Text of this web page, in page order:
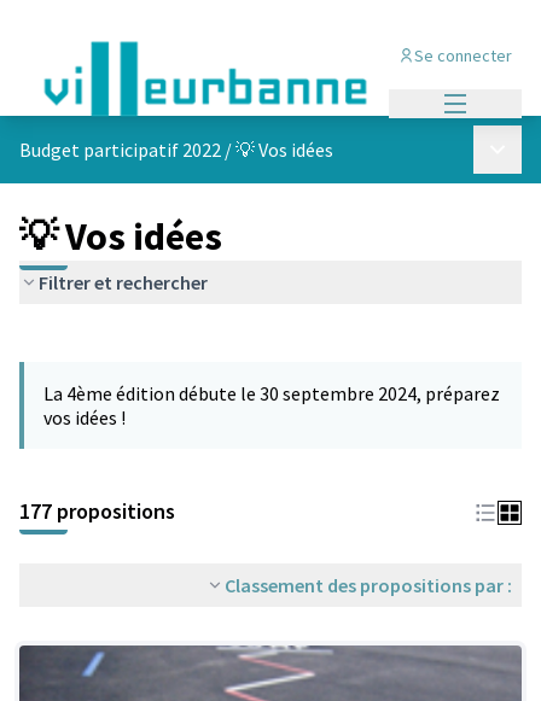
Se connecter
Budget participatif 2022 /💡 Vos idées
💡 Vos idées
Filtrer et rechercher
−
La 4ème édition débute le 30 septembre 2024, préparez
vos idées !
177 propositions
Classement des propositions par :